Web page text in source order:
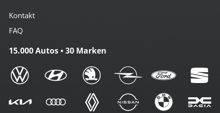
Kontakt
FAQ
15.000 Autos • 30 Marken